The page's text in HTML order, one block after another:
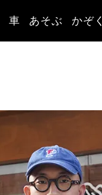
車 あそぶ かぞく